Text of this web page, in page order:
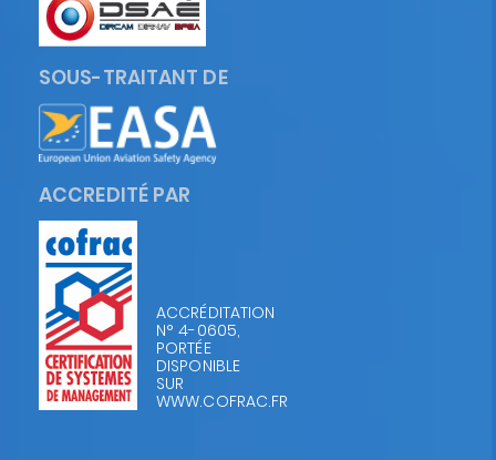
SOUS-TRAITANT DE
ACCREDITÉ PAR
ACCRÉDITATION
N° 4-0605,
PORTÉE
DISPONIBLE
SUR
WWW.COFRAC.FR